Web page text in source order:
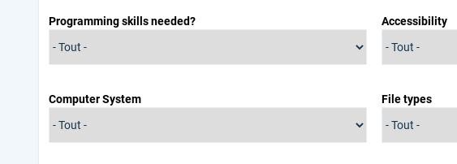
Programming skills needed? Accessibility
Computer System File types